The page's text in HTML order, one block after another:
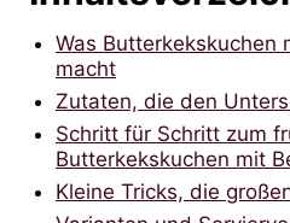
Was Butterkekskuchen
macht
Zutaten, die den
Schritt für Schritt zum
Butterkekskuchen mit
Kleine Tricks, die